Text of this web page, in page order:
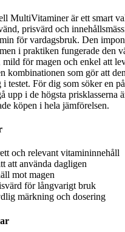
MultiVitaminer är ett smart
prisvärd och
för vardagsbruk. Den
i praktiken fungerade den
mild för magen och enkel att
kombinationen som gör att
i testet. För dig som söker en
upp i de högsta prisklasserna
köpen i hela jämförelsen.
och relevant vitamininnehåll
att använda dagligen
mot magen
för långvarigt bruk
märkning och dosering